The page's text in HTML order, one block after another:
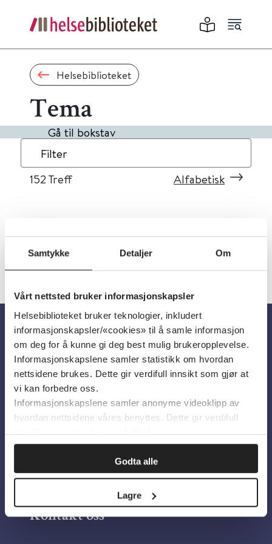
Samtykke Detaljer Om
Vårt nettsted bruker informasjonskapsler
Helsebiblioteket bruker teknologier, inkludert
informasjonskapsler/«cookies» til å samle informasjon
om deg for å kunne gi deg best mulig brukeropplevelse.
Informasjonskapslene samler statistikk om hvordan
nettsidene brukes. Dette gir verdifull innsikt som gjør at
vi kan forbedre oss.
Informasjonskapslene samler anonyme videoklipp av
hvordan nettsidene våres benyttes. Dette gir verdifull
innsikt som gjør at vi kan forbedre oss.
Godta alle
Lagre
Helsebiblioteket
Tema
Gå til bokstav
Filter
152 Treff Alfabetisk
« 1 13 14 »
Om oss
Om Helsebiblioteket
Personvern og informasjonskapsler
Tilgjengelighetserklæring
Information in English
Bilder fra Colourbox.com
Kontakt oss